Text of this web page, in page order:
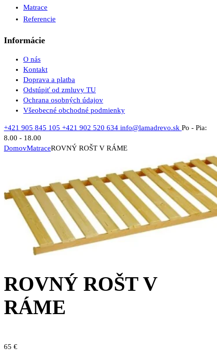
Matrace
Referencie
Informácie
O nás
Kontakt
Doprava a platba
Odstúpiť od zmluvy TU
Ochrana osobných údajov
Všeobecné obchodné podmienky
+421 905 845 105 +421 902 520 634 info@lamadrevo.sk Po - Pia:
8.00 - 18.00
DomovMatraceROVNÝ ROŠT V RÁME
ROVNÝ ROŠT V
RÁME
65 €